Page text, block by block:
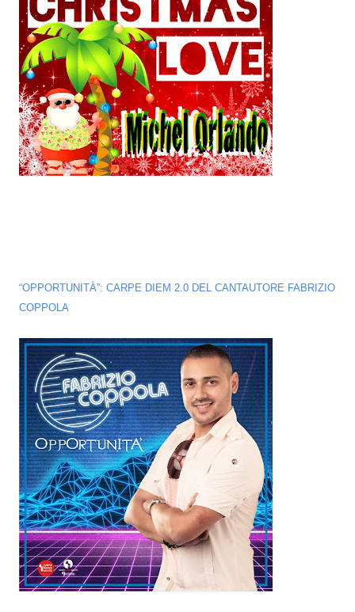
“OPPORTUNITÀ”: CARPE DIEM 2.0 DEL CANTAUTORE FABRIZIO
COPPOLA